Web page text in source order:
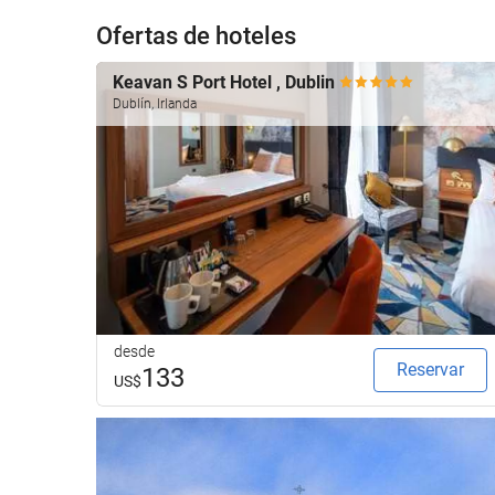
Ofertas de hoteles
Keavan S Port Hotel , Dublin
Dublín, Irlanda
desde
US$133 Reservar